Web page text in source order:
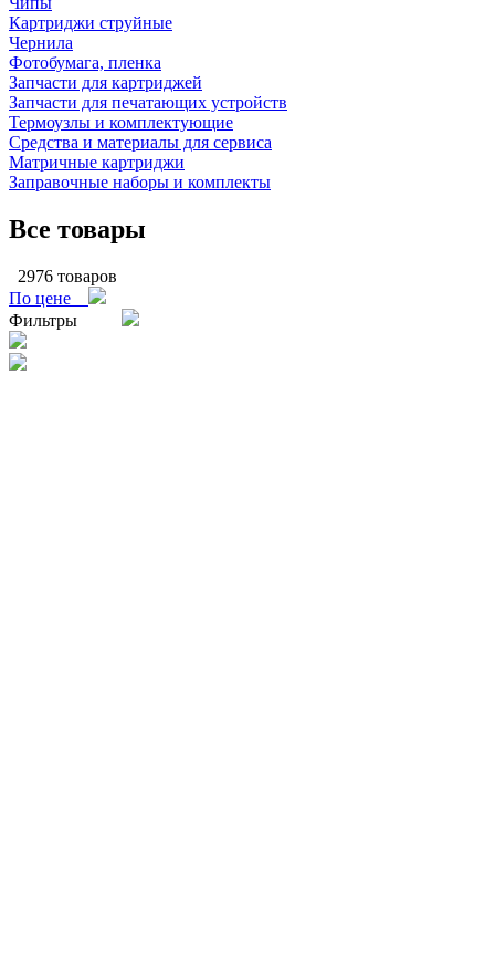
Картриджи струйные
Чернила
Фотобумага, пленка
Запчасти для картриджей
Запчасти для печатающих устройств
Термоузлы и комплектующие
Средства и материалы для сервиса
Матричные картриджи
Заправочные наборы и комплекты
Все товары
2976 товаров
По цене
Фильтры